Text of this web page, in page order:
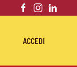
ACCEDI